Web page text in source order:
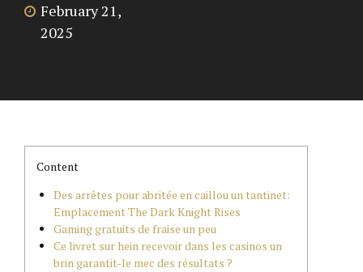
February 21,
2025
Content
Des arrêtes pour abritée en caillou un tantinet:
Emplacement The Dark Knight Rises
Gaming gratuits de fraise un peu
Ce livret sur hein recevoir dans les casinos un
brin garantit-le mec des résultats ?